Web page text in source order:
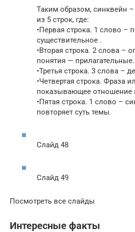
Таким образом, синквейн –
из 5 строк, где:
•Первая строка. 1 слово –
существительное .
•Вторая строка. 2 слова –
понятия — прилагательные.
•Третья строка. 3 слова –
•Четвертая строка. Фраза
показывающее отношение
•Пятая строка. 1 слово –
повторяет суть темы.
Слайд 48
Слайд 49
Посмотреть все слайды
Интересные факты